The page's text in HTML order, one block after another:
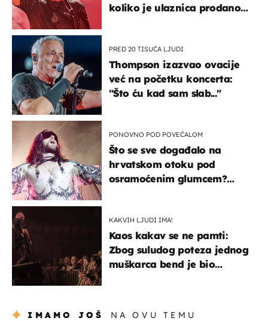
koliko je ulaznica prodano
PRED 20 TISUĆA LJUDI
Thompson izazvao ovacije
već na početku koncerta:
"Što ću kad sam slab..."
PONOVNO POD POVEĆALOM
Što se sve događalo na
hrvatskom otoku pod
osramoćenim glumcem?
KAKVIH LJUDI IMA!
Kaos kakav se ne pamti:
Zbog suludog poteza jednog
muškarca bend je bio
IMAMO JOŠ NA OVU TEMU